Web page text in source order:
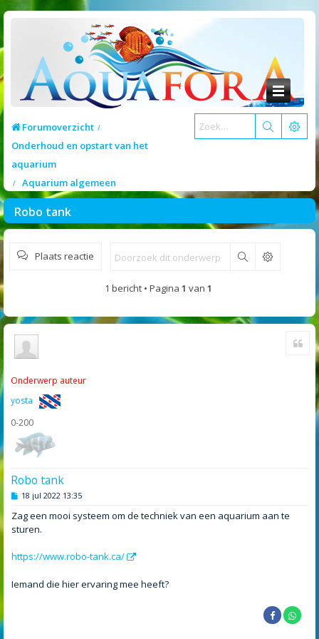
Forumoverzicht
Onderhoud en opstart van het
aquarium
Aquarium algemeen
Robo tank
Plaats reactie Zoek
1 bericht • Pagina 1 van 1
Onderwerp auteur
yosta
0-200
Robo tank
B
r
i
c
18 jul 2022 13:35
Zag een mooi systeem om de techniek van een aquarium aan te
sturen.
https://www.robo-tank.ca/
Iemand die hier ervaring mee heeft?